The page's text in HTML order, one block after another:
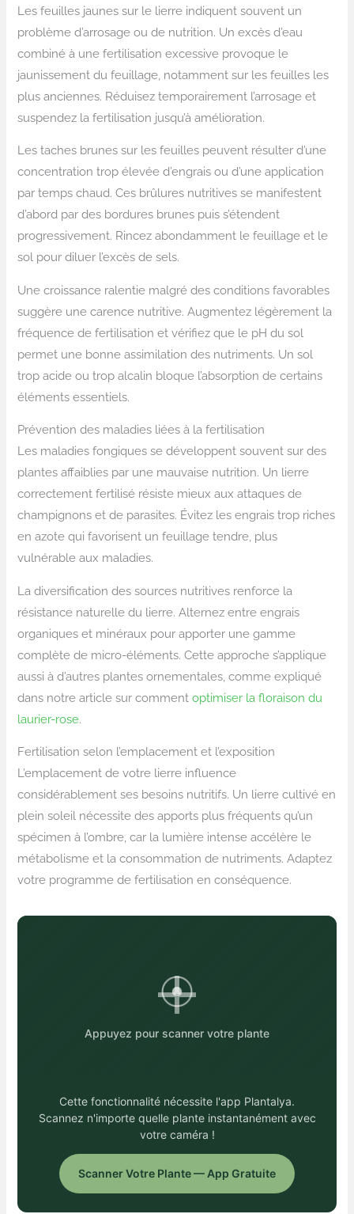
Les feuilles jaunes sur le lierre indiquent souvent un
problème d’arrosage ou de nutrition. Un excès d’eau
combiné à une fertilisation excessive provoque le
jaunissement du feuillage, notamment sur les feuilles les
plus anciennes. Réduisez temporairement l’arrosage et
suspendez la fertilisation jusqu’à amélioration.
Les taches brunes sur les feuilles peuvent résulter d’une
concentration trop élevée d’engrais ou d’une application
par temps chaud. Ces brûlures nutritives se manifestent
d’abord par des bordures brunes puis s’étendent
progressivement. Rincez abondamment le feuillage et le
sol pour diluer l’excès de sels.
Une croissance ralentie malgré des conditions favorables
suggère une carence nutritive. Augmentez légèrement la
fréquence de fertilisation et vérifiez que le pH du sol
permet une bonne assimilation des nutriments. Un sol
trop acide ou trop alcalin bloque l’absorption de certains
éléments essentiels.
Prévention des maladies liées à la fertilisation
Les maladies fongiques se développent souvent sur des
plantes affaiblies par une mauvaise nutrition. Un lierre
correctement fertilisé résiste mieux aux attaques de
champignons et de parasites. Évitez les engrais trop riches
en azote qui favorisent un feuillage tendre, plus
vulnérable aux maladies.
La diversification des sources nutritives renforce la
résistance naturelle du lierre. Alternez entre engrais
organiques et minéraux pour apporter une gamme
complète de micro-éléments. Cette approche s’applique
aussi à d’autres plantes ornementales, comme expliqué
dans notre article sur commentoptimiser la floraison du
laurier-rose.
Fertilisation selon l’emplacement et l’exposition
L’emplacement de votre lierre influence
considérablement ses besoins nutritifs. Un lierre cultivé en
plein soleil nécessite des apports plus fréquents qu’un
spécimen à l’ombre, car la lumière intense accélère le
métabolisme et la consommation de nutriments. Adaptez
votre programme de fertilisation en conséquence.
Appuyez pour scanner votre plante
Cette fonctionnalité nécessite l'app Plantalya.
Scannez n'importe quelle plante instantanément avec
votre caméra !
Scanner Votre Plante — App Gratuite